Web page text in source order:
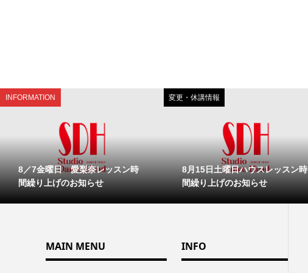
INFORMATION
8／7金曜日 愛梨奈レッスン時
間繰り上げのお知らせ
変更・休講情報
8月15日土曜日ハウスレッスン時
間繰り上げのお知らせ
MAIN MENU INFO